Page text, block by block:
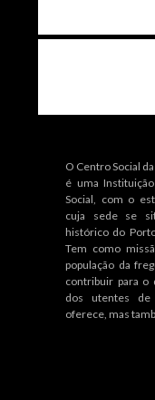
artigos
O Centro Social
é uma
Social, com o
cuja sede se
histórico do
Tem como
população da
contribuir para o
dos utentes de
oferece, mas